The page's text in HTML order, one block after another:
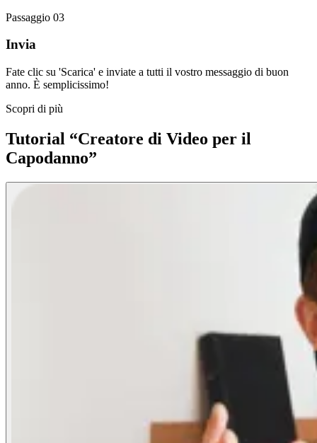
Passaggio 03
Invia
Fate clic su 'Scarica' e inviate a tutti il vostro messaggio di buon
anno. È semplicissimo!
Scopri di più
Tutorial “Creatore di Video per il
Capodanno”